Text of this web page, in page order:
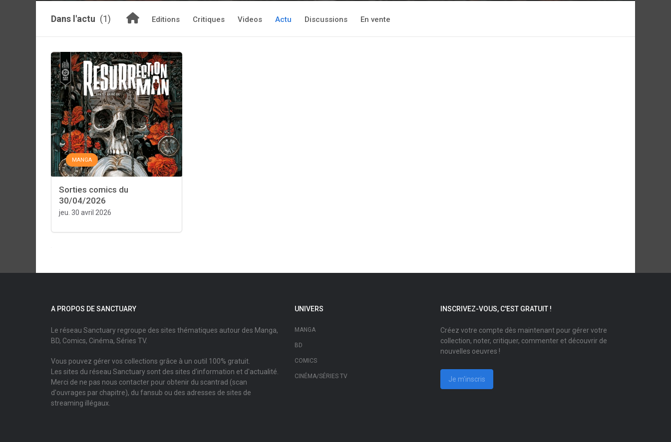
Dans l'actu (1) Editions Critiques Videos Actu Discussions En vente
MANGA
Sorties comics du
30/04/2026
jeu. 30 avril 2026
A PROPOS DE SANCTUARY
Le réseau Sanctuary regroupe des sites thématiques autour des Manga,
BD, Comics, Cinéma, Séries TV.
Vous pouvez gérer vos collections grâce à un outil 100% gratuit.
Les sites du réseau Sanctuary sont des sites d'information et d'actualité.
Merci de ne pas nous contacter pour obtenir du scantrad (scan
d'ouvrages par chapitre), du fansub ou des adresses de sites de
streaming illégaux.
UNIVERS
MANGA
BD
COMICS
CINÉMA/SÉRIES TV
INSCRIVEZ-VOUS, C'EST GRATUIT !
Créez votre compte dès maintenant pour gérer votre
collection, noter, critiquer, commenter et découvrir de
nouvelles oeuvres !
Je m'inscris